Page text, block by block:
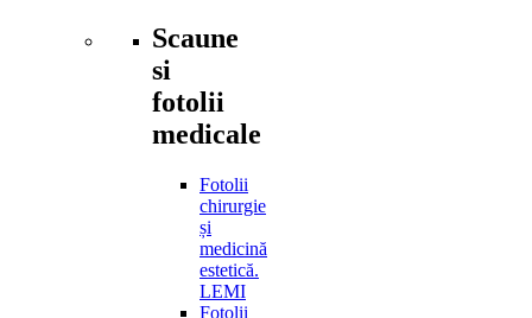
Scaune
si
fotolii
medicale
Fotolii
chirurgie
și
medicină
estetică.
LEMI
Fotolii